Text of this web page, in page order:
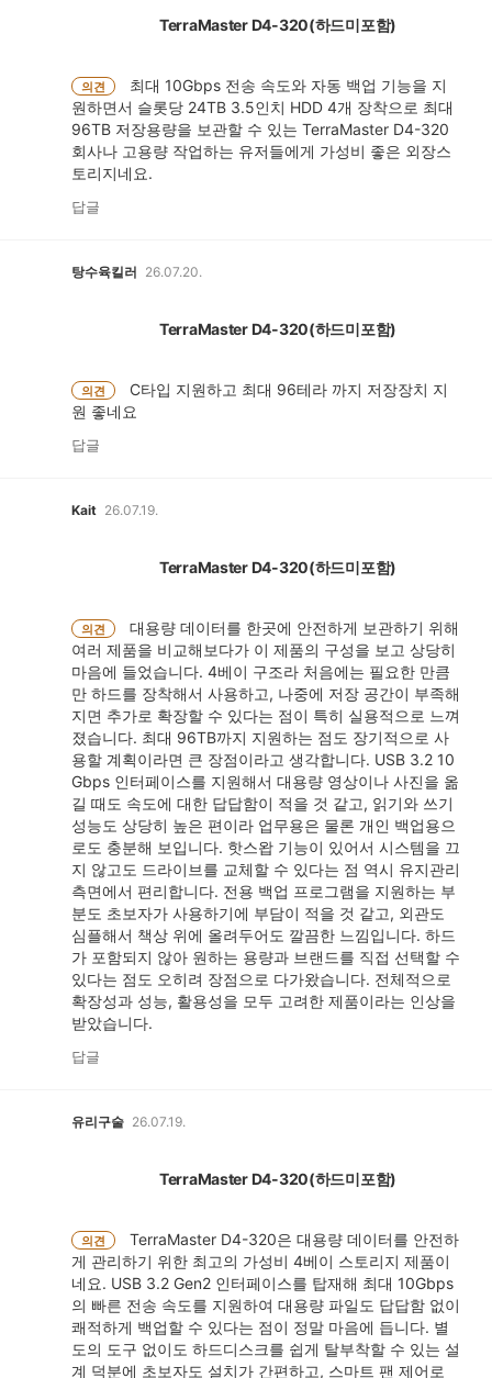
TerraMaster D4-320(하드미포함)
의견
최대 10Gbps 전송 속도와 자동 백업 기능을 지
원하면서 슬롯당 24TB 3.5인치 HDD 4개 장착으로 최대
96TB 저장용량을 보관할 수 있는 TerraMaster D4-320
회사나 고용량 작업하는 유저들에게 가성비 좋은 외장스
토리지네요.
답글
탕수육킬러 26.07.20.
TerraMaster D4-320(하드미포함)
의견
C타입 지원하고 최대 96테라 까지 저장장치 지
원 좋네요
답글
Kait 26.07.19.
TerraMaster D4-320(하드미포함)
의견
대용량 데이터를 한곳에 안전하게 보관하기 위해
여러 제품을 비교해보다가 이 제품의 구성을 보고 상당히
마음에 들었습니다. 4베이 구조라 처음에는 필요한 만큼
만 하드를 장착해서 사용하고, 나중에 저장 공간이 부족해
지면 추가로 확장할 수 있다는 점이 특히 실용적으로 느껴
졌습니다. 최대 96TB까지 지원하는 점도 장기적으로 사
용할 계획이라면 큰 장점이라고 생각합니다. USB 3.2 10
Gbps 인터페이스를 지원해서 대용량 영상이나 사진을 옮
길 때도 속도에 대한 답답함이 적을 것 같고, 읽기와 쓰기
성능도 상당히 높은 편이라 업무용은 물론 개인 백업용으
로도 충분해 보입니다. 핫스왑 기능이 있어서 시스템을 끄
지 않고도 드라이브를 교체할 수 있다는 점 역시 유지관리
측면에서 편리합니다. 전용 백업 프로그램을 지원하는 부
분도 초보자가 사용하기에 부담이 적을 것 같고, 외관도
심플해서 책상 위에 올려두어도 깔끔한 느낌입니다. 하드
가 포함되지 않아 원하는 용량과 브랜드를 직접 선택할 수
있다는 점도 오히려 장점으로 다가왔습니다. 전체적으로
확장성과 성능, 활용성을 모두 고려한 제품이라는 인상을
받았습니다.
답글
유리구술 26.07.19.
TerraMaster D4-320(하드미포함)
의견
TerraMaster D4-320은 대용량 데이터를 안전하
게 관리하기 위한 최고의 가성비 4베이 스토리지 제품이
네요. USB 3.2 Gen2 인터페이스를 탑재해 최대 10Gbps
의 빠른 전송 속도를 지원하여 대용량 파일도 답답함 없이
쾌적하게 백업할 수 있다는 점이 정말 마음에 듭니다. 별
도의 도구 없이도 하드디스크를 쉽게 탈부착할 수 있는 설
계 덕분에 초보자도 설치가 간편하고, 스마트 팬 제어로